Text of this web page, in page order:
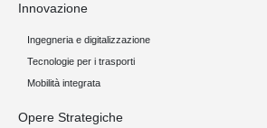
Innovazione
Ingegneria e digitalizzazione
Tecnologie per i trasporti
Mobilità integrata
Opere Strategiche